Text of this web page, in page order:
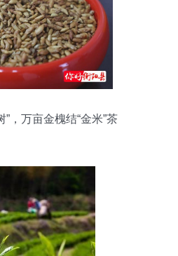
”，万亩金槐结“金米”茶